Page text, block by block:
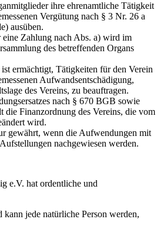
ihre ehrenamtliche Tätigkeit
Vergütung nach § 3 Nr. 26 a
ausüben.
Zahlung nach Abs. a) wird im
des betreffenden Organs
ermächtigt, Tätigkeiten für den Verein
Aufwandsentschädigung,
des Vereins, zu beauftragen.
nach § 670 BGB sowie
die Finanzordnung des Vereins, die vom
wird.
gewährt, wenn die Aufwendungen mit
nachgewiesen werden.
e.V. hat ordentliche und
jede natürliche Person werden,